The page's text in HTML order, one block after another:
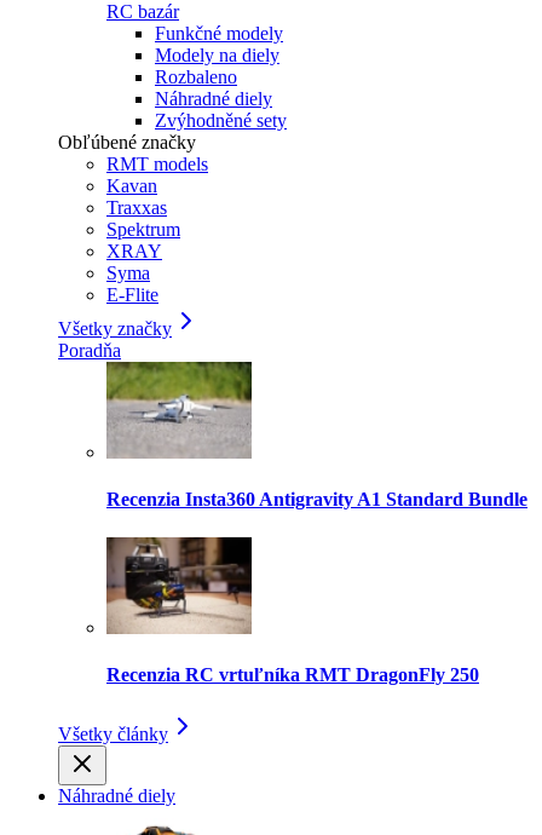
RC bazár
Funkčné modely
Modely na diely
Rozbaleno
Náhradné diely
Zvýhodněné sety
Obľúbené značky
RMT models
Kavan
Traxxas
Spektrum
XRAY
Syma
E-Flite
Všetky značky
Poradňa
Recenzia Insta360 Antigravity A1 Standard Bundle
Recenzia RC vrtuľníka RMT DragonFly 250
Všetky články
Náhradné diely